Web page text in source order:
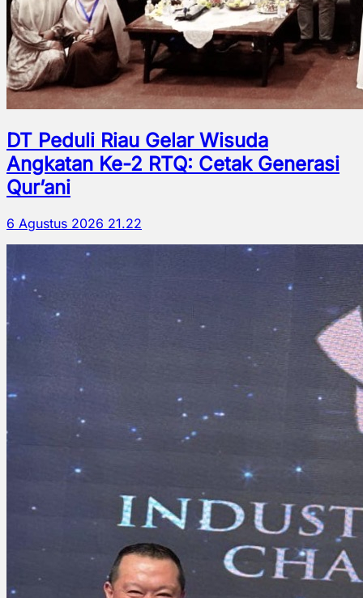
DT Peduli Riau Gelar Wisuda
Angkatan Ke-2 RTQ: Cetak Generasi
Qur’ani
6 Agustus 2026 21.22